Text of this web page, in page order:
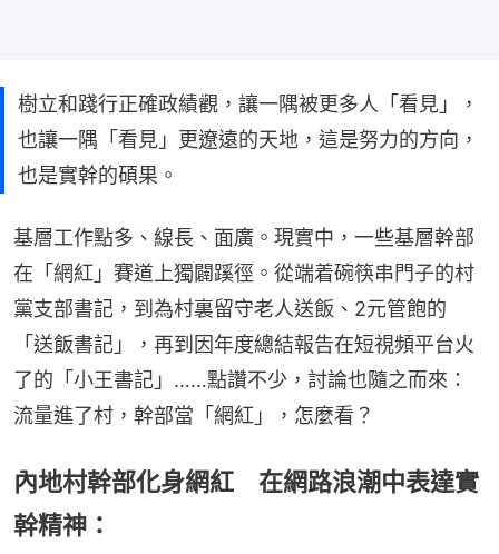
樹立和踐行正確政績觀，讓一隅被更多人「看見」，
也讓一隅「看見」更遼遠的天地，這是努力的方向，
也是實幹的碩果。
基層工作點多、線長、面廣。現實中，一些基層幹部
在「網紅」賽道上獨闢蹊徑。從端着碗筷串門子的村
黨支部書記，到為村裏留守老人送飯、2元管飽的
「送飯書記」，再到因年度總結報告在短視頻平台火
了的「小王書記」……點讚不少，討論也隨之而來：
流量進了村，幹部當「網紅」，怎麼看？
內地村幹部化身網紅 在網路浪潮中表達實
幹精神：